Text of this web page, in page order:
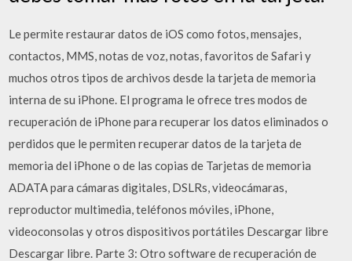
Le permite restaurar datos de iOS como fotos, mensajes,
contactos, MMS, notas de voz, notas, favoritos de Safari y
muchos otros tipos de archivos desde la tarjeta de memoria
interna de su iPhone. El programa le ofrece tres modos de
recuperación de iPhone para recuperar los datos eliminados o
perdidos que le permiten recuperar datos de la tarjeta de
memoria del iPhone o de las copias de Tarjetas de memoria
ADATA para cámaras digitales, DSLRs, videocámaras,
reproductor multimedia, teléfonos móviles, iPhone,
videoconsolas y otros dispositivos portátiles Descargar libre
Descargar libre. Parte 3: Otro software de recuperación de